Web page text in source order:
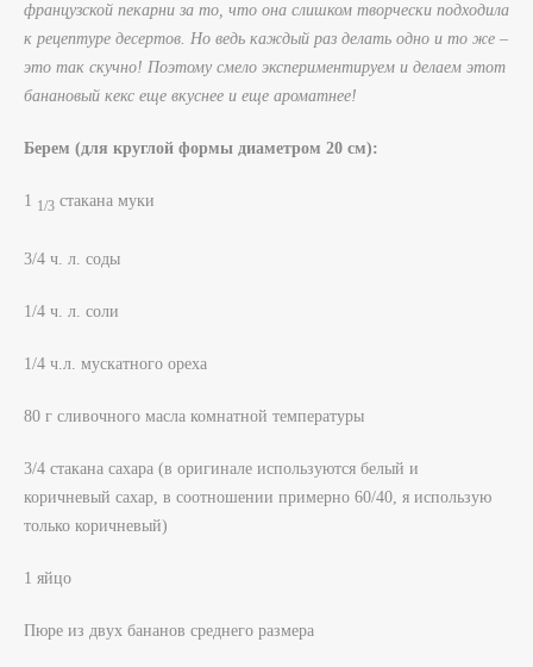
французской пекарни за то, что она слишком творчески подходила
к рецептуре десертов. Но ведь каждый раз делать одно и то же –
это так скучно! Поэтому смело экспериментируем и делаем этот
банановый кекс еще вкуснее и еще ароматнее!
Берем (для круглой формы диаметром 20 см):
1 1/3 стакана муки
3/4 ч. л. соды
1/4 ч. л. соли
1/4 ч.л. мускатного ореха
80 г сливочного масла комнатной температуры
3/4 стакана сахара (в оригинале используются белый и
коричневый сахар, в соотношении примерно 60/40, я использую
только коричневый)
1 яйцо
Пюре из двух бананов среднего размера